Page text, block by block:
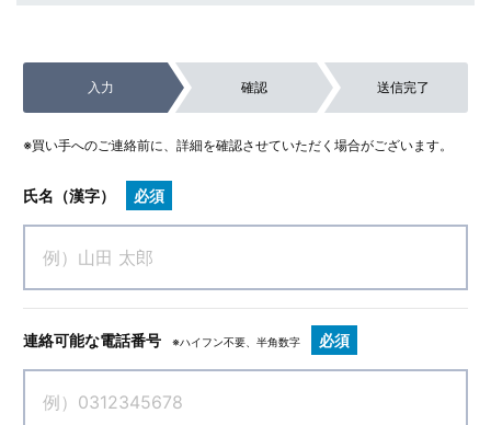
的スムーズに進められます。
量権が極端に小さい案件。
入力 確認 送信完了
※買い手へのご連絡前に、詳細を確認させていただく場合がございます。
氏名（漢字） 必須
連絡可能な電話番号 ※ハイフン不要、半角数字 必須